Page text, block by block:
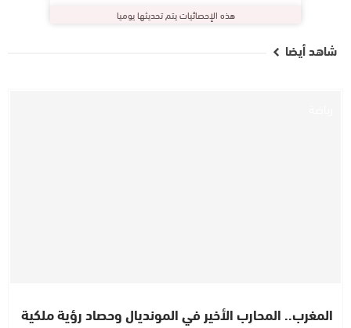
هذه الإحصائيات يتم تحديثها يوميا
شاهد أيضا
المغرب.. المحارب الأخير في المونديال وحصاد رؤية ملكية